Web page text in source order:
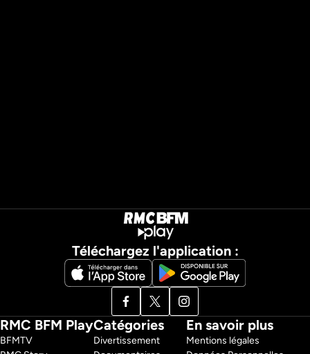
Téléchargez l'application :
RMC BFM Play
BFMTV
Catégories
Divertissement
En savoir plus
Mentions légales